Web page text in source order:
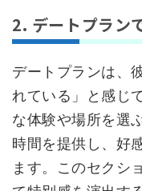
2. デートプラン
デートプランは、
れている」と感じ
な体験や場所を選
時間を提供し、好
ます。このセクシ